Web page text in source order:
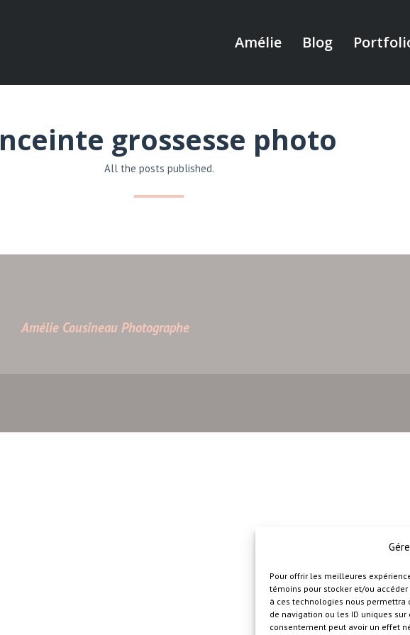
Pour offrir les meilleures
témoins pour stocker et/ou
à ces technologies nous
de navigation ou les ID uniques
consentement peut avoir un effet
Amélie Blog
grossesse photo
All the posts published.
Amélie Cousineau Photographe